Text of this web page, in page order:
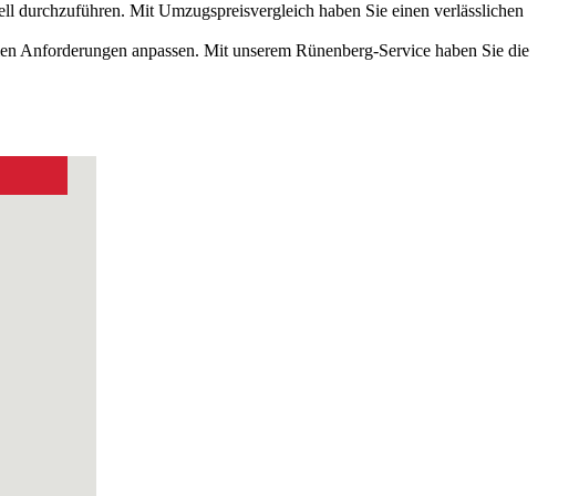
durchzuführen. Mit Umzugspreisvergleich haben Sie einen verlässlichen
anpassen. Mit unserem Rünenberg-Service haben Sie die